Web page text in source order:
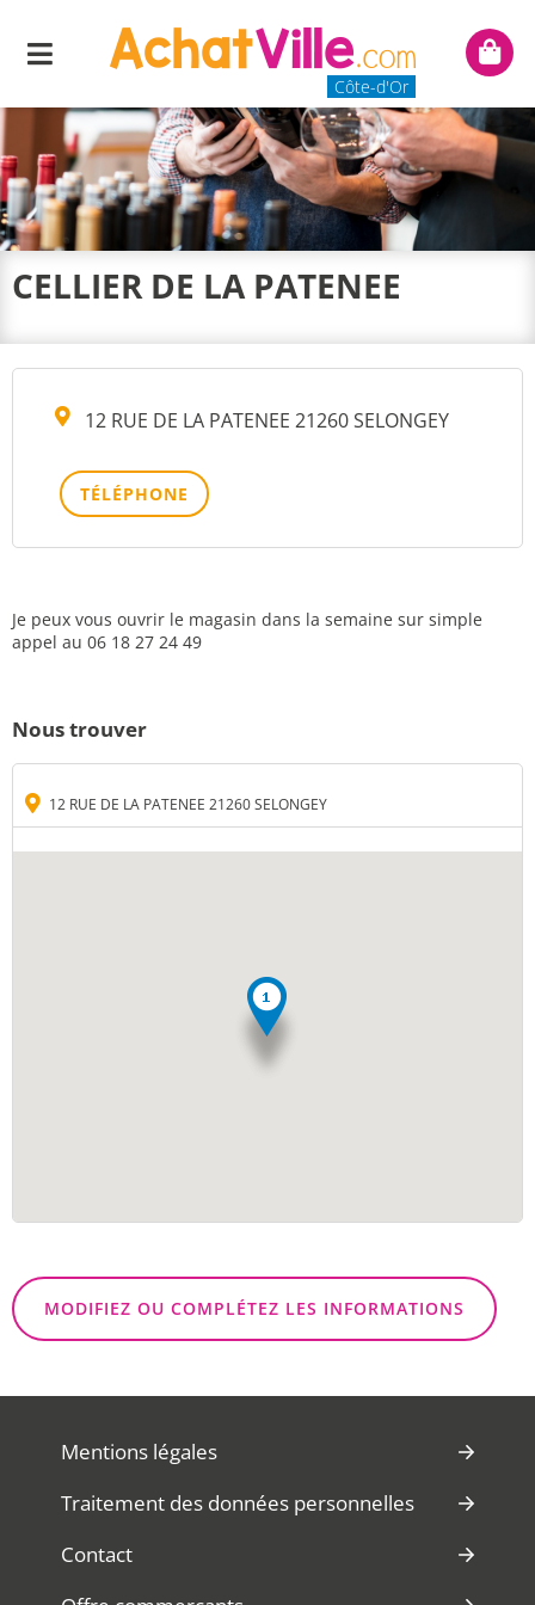
Menu
Côte-d'Or
Mon
CELLIER DE LA PATENEE
12 RUE DE LA PATENEE 21260 SELONGEY
TÉLÉPHONE
Je peux vous ouvrir le magasin dans la semaine sur simple
appel au 06 18 27 24 49
Nous trouver
12 RUE DE LA PATENEE 21260 SELONGEY
MODIFIEZ OU COMPLÉTEZ LES INFORMATIONS
Mentions légales
Traitement des données personnelles
Contact